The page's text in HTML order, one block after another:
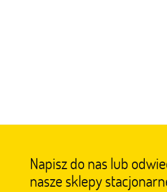
Napisz do nas lub
nasze sklepy